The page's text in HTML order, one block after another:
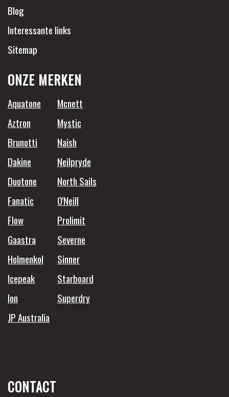
Blog
Interessante links
Sitemap
ONZE MERKEN
Aquatone
Mcnett
Aztron
Mystic
Brunotti
Naish
Dakine
Neilpryde
Duotone
North Sails
Fanatic
O'Neill
Flow
Prolimit
Gaastra
Severne
Holmenkol
Sinner
Icepeak
Starboard
Ion
Superdry
JP Australia
CONTACT